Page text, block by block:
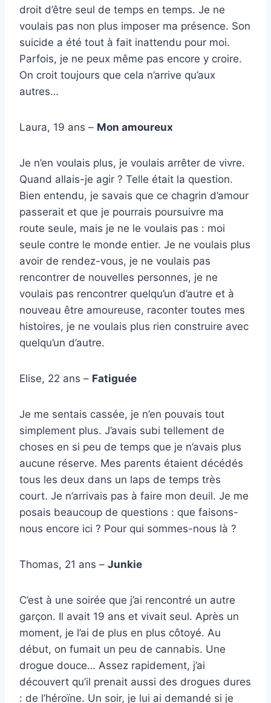
droit d’être seul de temps en temps. Je ne
voulais pas non plus imposer ma présence. Son
suicide a été tout à fait inattendu pour moi.
Parfois, je ne peux même pas encore y croire.
On croit toujours que cela n’arrive qu’aux
autres…
Laura, 19 ans – Mon amoureux
Je n’en voulais plus, je voulais arrêter de vivre.
Quand allais-je agir ? Telle était la question.
Bien entendu, je savais que ce chagrin d’amour
passerait et que je pourrais poursuivre ma
route seule, mais je ne le voulais pas : moi
seule contre le monde entier. Je ne voulais plus
avoir de rendez-vous, je ne voulais pas
rencontrer de nouvelles personnes, je ne
voulais pas rencontrer quelqu’un d’autre et à
nouveau être amoureuse, raconter toutes mes
histoires, je ne voulais plus rien construire avec
quelqu’un d’autre.
Elise, 22 ans – Fatiguée
Je me sentais cassée, je n’en pouvais tout
simplement plus. J’avais subi tellement de
choses en si peu de temps que je n’avais plus
aucune réserve. Mes parents étaient décédés
tous les deux dans un laps de temps très
court. Je n’arrivais pas à faire mon deuil. Je me
posais beaucoup de questions : que faisons-
nous encore ici ? Pour qui sommes-nous là ?
Thomas, 21 ans – Junkie
C’est à une soirée que j’ai rencontré un autre
garçon. Il avait 19 ans et vivait seul. Après un
moment, je l’ai de plus en plus côtoyé. Au
début, on fumait un peu de cannabis. Une
drogue douce… Assez rapidement, j’ai
découvert qu’il prenait aussi des drogues dures
: de l’héroïne. Un soir, je lui ai demandé si je